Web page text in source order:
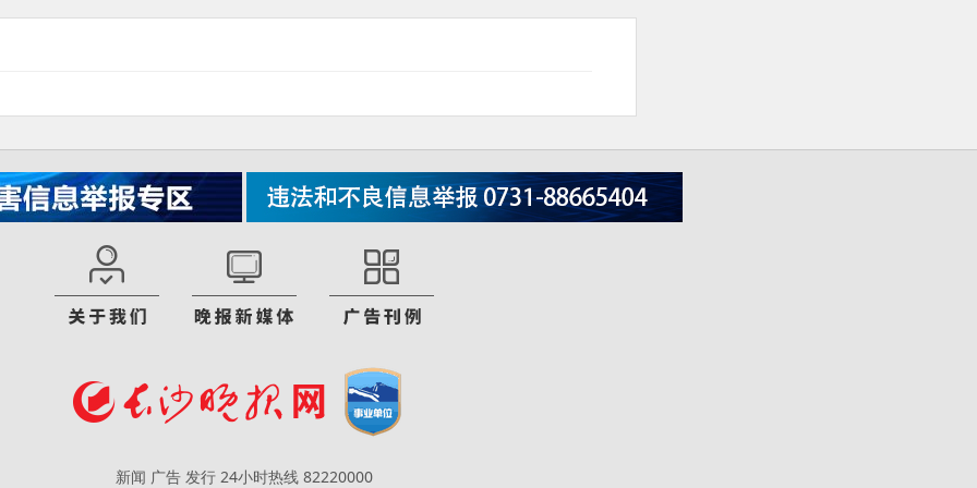
新闻 广告 发行 24小时热线 82220000